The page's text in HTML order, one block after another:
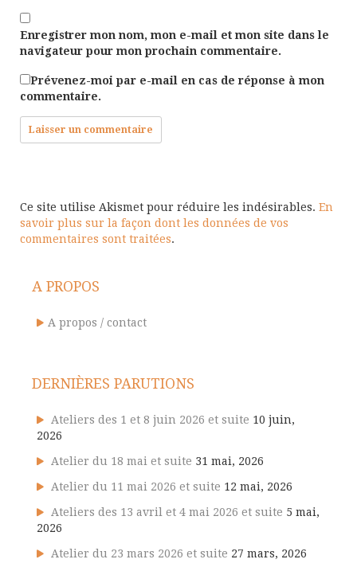
Enregistrer mon nom, mon e-mail et mon site dans le
navigateur pour mon prochain commentaire.
Prévenez-moi par e-mail en cas de réponse à mon
commentaire.
Ce site utilise Akismet pour réduire les indésirables. En
savoir plus sur la façon dont les données de vos
commentaires sont traitées.
A PROPOS
A propos / contact
DERNIÈRES PARUTIONS
Ateliers des 1 et 8 juin 2026 et suite 10 juin,
2026
Atelier du 18 mai et suite 31 mai, 2026
Atelier du 11 mai 2026 et suite 12 mai, 2026
Ateliers des 13 avril et 4 mai 2026 et suite 5 mai,
2026
Atelier du 23 mars 2026 et suite 27 mars, 2026